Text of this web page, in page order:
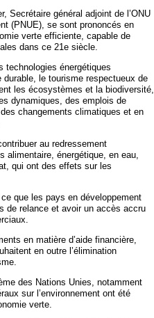
Secrétaire général adjoint de l’ONU
(PNUE), se sont prononcés en
verte efficiente, capable de
dans ce 21e siècle.
technologies énergétiques
le tourisme respectueux de
les écosystèmes et la biodiversité,
dynamiques, des emplois de
changements climatiques et en
au redressement
alimentaire, énergétique, en eau,
qui ont des effets sur les
que les pays en développement
de relance et avoir un accès accru
en matière d’aide financière,
en outre l’élimination
des Nations Unies, notamment
sur l’environnement ont été
verte.